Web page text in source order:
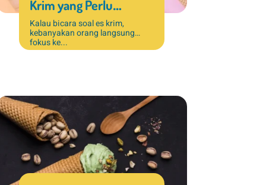
Krim yang Perlu
Diketahui untuk Usaha
Dessert
Kalau bicara soal es krim,
kebanyakan orang langsung
fokus ke...